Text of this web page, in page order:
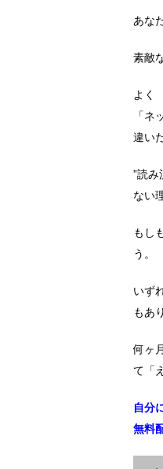
あな
素敵
よく
「
違い
”読
ない
もし
う。
いず
もあ
何ヶ
て「
自分
無料